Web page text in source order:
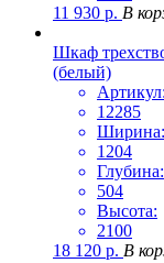
11 930 р. В
Шкаф
(белый)
Артикул:
12285
Ширина:
1204
Глубина:
504
Высота:
2100
18 120 р. В